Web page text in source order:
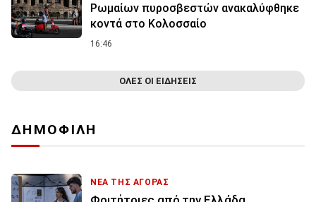
Ρωμαίων πυροσβεστών ανακαλύφθηκε
κοντά στο Κολοσσαίο
16:46
ΟΛΕΣ ΟΙ ΕΙΔΗΣΕΙΣ
ΔΗΜΟΦΙΛΗ
ΝΕΑ ΤΗΣ ΑΓΟΡΑΣ